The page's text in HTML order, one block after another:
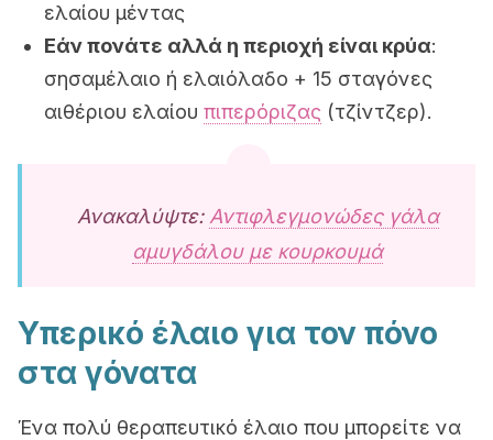
ελαίου μέντας
Εάν πονάτε αλλά η περιοχή είναι κρύα:
σησαμέλαιο ή ελαιόλαδο + 15 σταγόνες
αιθέριου ελαίου πιπερόριζας (τζίντζερ).
Ανακαλύψτε: Αντιφλεγμονώδες γάλα
αμυγδάλου με κουρκουμά
Υπερικό έλαιο για τον πόνο
στα γόνατα
Ένα πολύ θεραπευτικό έλαιο που μπορείτε να